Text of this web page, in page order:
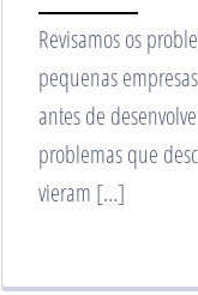
Revisamos os
pequenas
antes de
problemas que
vieram […]